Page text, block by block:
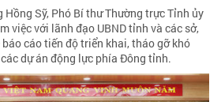
Sỹ, Phó Bí thư Thường trực Tỉnh ủy
việc với lãnh đạo UBND tỉnh và các sở,
cáo tiến độ triển khai, tháo gỡ khó
dự án động lực phía Đông tỉnh.